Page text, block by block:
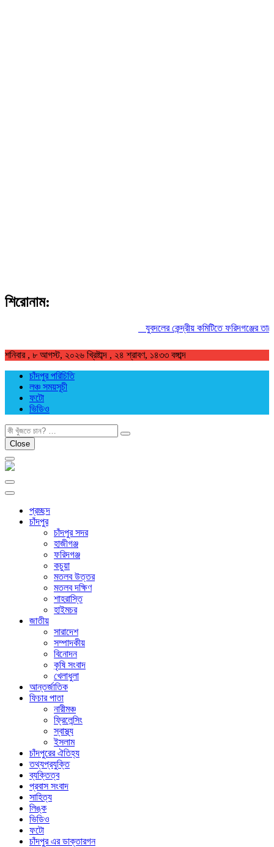
শিরোনাম:
যুবদলের কেন্দ্রীয় কমিটিতে ফরিদগঞ্জের
শনিবার , ৮ আগস্ট, ২০২৬ খ্রিষ্টাব্দ , ২৪ শ্রাবণ, ১৪৩৩ বঙ্গাব্দ
চাঁদপুর পরিচিতি
লঞ্চ সময়সূচী
ফটো
ভিডিও
খুজুন
Close
প্রচ্ছদ
চাঁদপুর
চাঁদপুর সদর
হাজীগঞ্জ
ফরিদগঞ্জ
কচুয়া
মতলব উত্তর
মতলব দক্ষিণ
শাহরাস্তি
হাইমচর
জাতীয়
সারাদেশ
সম্পাদকীয়
বিনোদন
কৃষি সংবাদ
খেলাধুলা
আন্তর্জাতিক
ফিচার পাতা
নারীমঞ্চ
ফ্রিলেন্সিং
স্বাস্থ্য
ইসলাম
চাঁদপুরের ঐতিহ্য
তথ্যপ্রযুক্তি
ব্যক্তিত্ব
প্রবাস সংবাদ
সাহিত্য
লিঙ্ক
ভিডিও
ফটো
চাঁদপুর এর ডাক্তারগন